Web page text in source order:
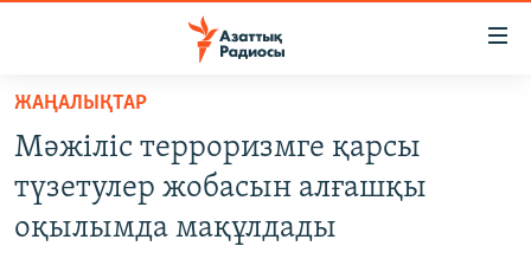
Skip
main
content
SkipAZATTYQTV
ЖАҢАЛЫҚТАР
Мәжіліс терроризмге қарсы
түзетулер жобасын алғашқы
оқылымда мақұлдады